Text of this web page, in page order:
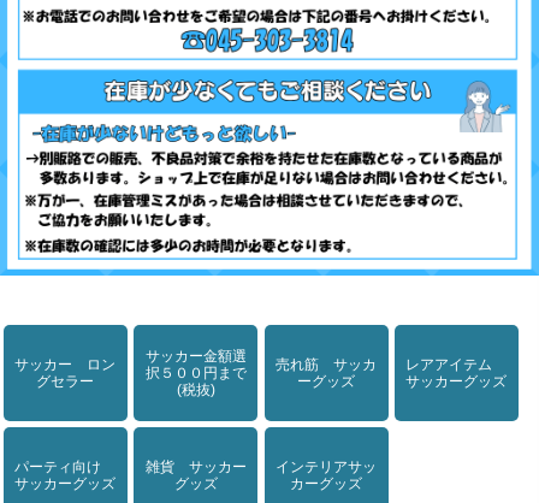
サッカー ロン
グセラー
サッカー金額選
択５００円まで
(税抜)
売れ筋 サッカ
ーグッズ
レアアイテム
サッカーグッズ
パーティ向け
サッカーグッズ
雑貨 サッカー
グッズ
インテリアサッ
カーグッズ